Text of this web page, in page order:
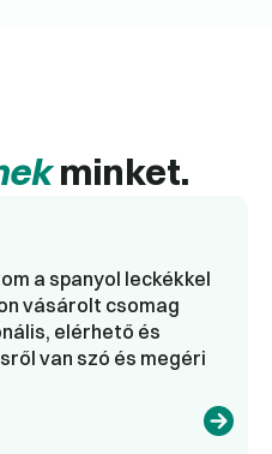
minket.
a spanyol leckékkel
vásárolt csomag
elérhető és
van szó és megéri